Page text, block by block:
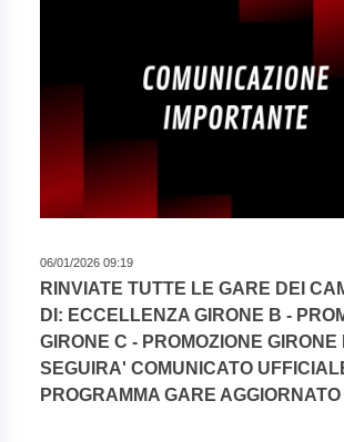
06/01/2026 09:19
RINVIATE TUTTE LE GARE DEI
DI: ECCELLENZA GIRONE B -
GIRONE C - PROMOZIONE GIRONE
SEGUIRA' COMUNICATO
PROGRAMMA GARE AGGIORNATO